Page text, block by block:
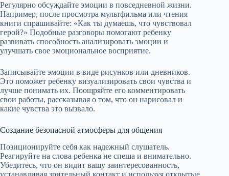
Регулярно обсуждайте эмоции в повседневной жизни.
Например, после просмотра мультфильма или чтения
книги спрашивайте: «Как ты думаешь, что чувствовал
герой?» Подобные разговоры помогают ребенку
развивать способность анализировать эмоции и
улучшать свое эмоциональное восприятие.
Записывайте эмоции в виде рисунков или дневников.
Это поможет ребенку визуализировать свои чувства и
лучше понимать их. Поощряйте его комментировать
свои работы, рассказывая о том, что он нарисовал и
какие чувства это вызвало.
Создание безопасной атмосферы для общения
Позиционируйте себя как надежный слушатель.
Реагируйте на слова ребенка не спеша и внимательно.
Убедитесь, что он видит вашу заинтересованность,
устанавливая зрительный контакт и используя открытые